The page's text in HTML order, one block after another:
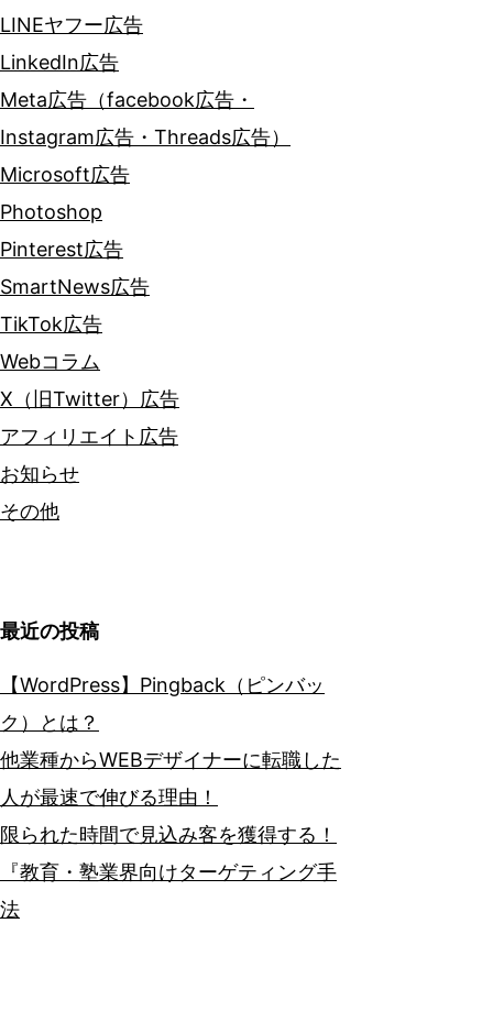
LINEヤフー広告
LinkedIn広告
Meta広告（facebook広告・
Instagram広告・Threads広告）
Microsoft広告
Photoshop
Pinterest広告
SmartNews広告
TikTok広告
Webコラム
X（旧Twitter）広告
アフィリエイト広告
お知らせ
その他
最近の投稿
【WordPress】Pingback（ピンバッ
ク）とは？
他業種からWEBデザイナーに転職した
人が最速で伸びる理由！
限られた時間で見込み客を獲得する！
『教育・塾業界向けターゲティング手
法